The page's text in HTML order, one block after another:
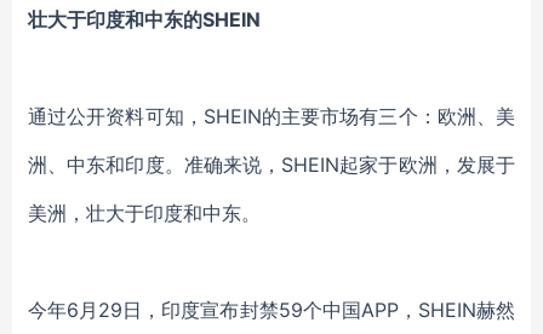
壮大于印度和中东的SHEIN
通过公开资料可知， SHEIN的主要市场有三个：欧洲、美
洲、中东和印度。准确来说，SHEIN起家于欧洲，发展于
美洲，壮大于印度和中东。
今年6月29日，印度宣布封禁59个中国APP，SHEIN赫然